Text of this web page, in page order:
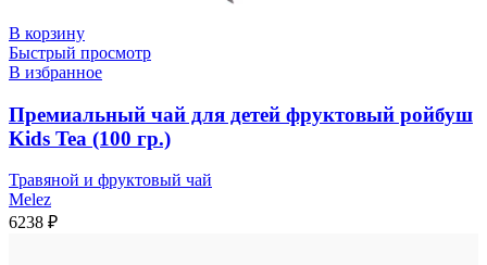
В корзину
Быстрый просмотр
В избранное
Премиальный чай для детей фруктовый ройбуш
Kids Tea (100 гр.)
Травяной и фруктовый чай
Melez
6238 ₽